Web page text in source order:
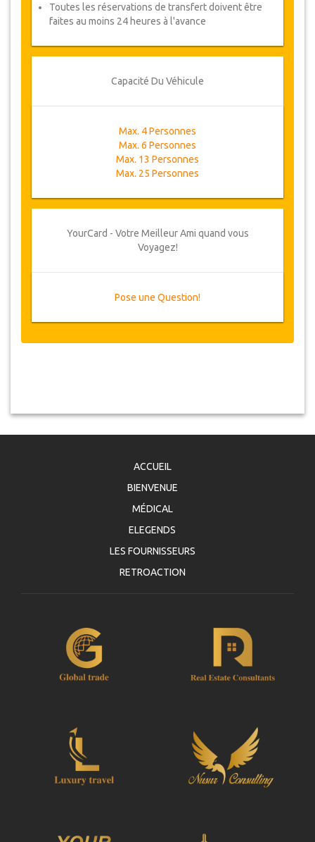
Toutes les réservations de transfert doivent être
faites au moins 24 heures à l'avance
Capacité Du Véhicule
Max. 4 Personnes
Max. 6 Personnes
Max. 13 Personnes
Max. 25 Personnes
YourCard - Votre Meilleur Ami quand vous
Voyagez!
Pose une Question!
ACCUEIL
BIENVENUE
MÉDICAL
ELEGENDS
LES FOURNISSEURS
RETROACTION